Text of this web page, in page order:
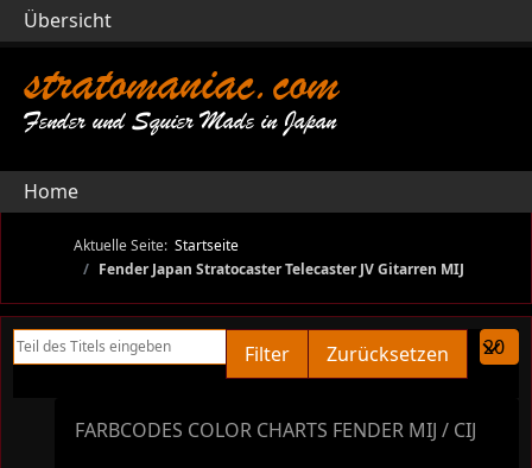
stratomaniac.com
Fender und Squier Made in Japan
Home
Aktuelle Seite: Startseite
Fender Japan Stratocaster Telecaster JV Gitarren MIJ
Teil des Titels eingeben
Filter Zurücksetzen
FARBCODES COLOR CHARTS FENDER MIJ / CIJ
Übersicht